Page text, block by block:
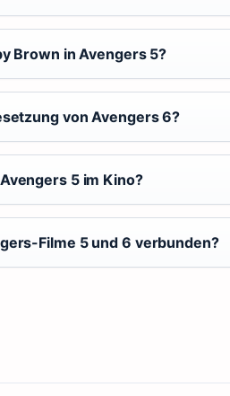
Brown in Avengers 5?
von Avengers 6?
5 im Kino?
Filme 5 und 6 verbunden?